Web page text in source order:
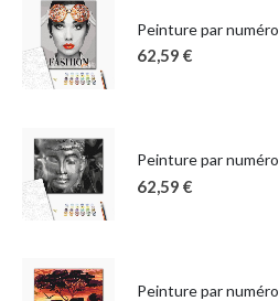
Peinture par
62,59 €
62,59 €
Peinture par